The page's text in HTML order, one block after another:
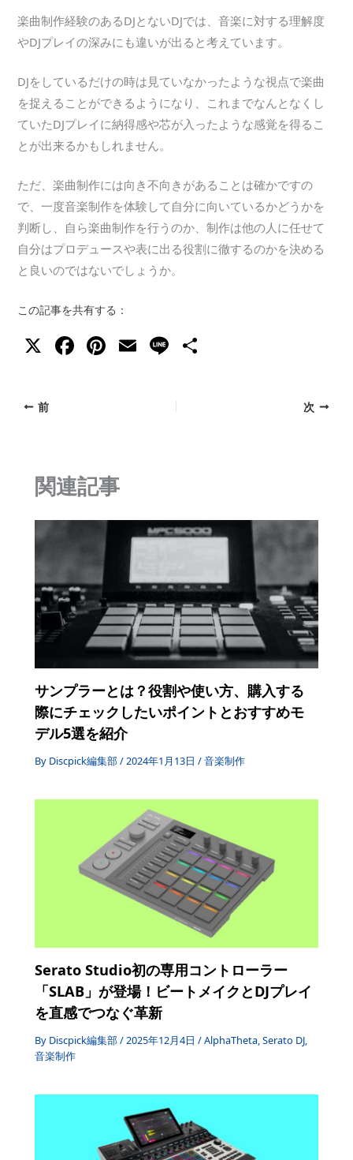
楽曲制作経験のあるDJとないDJでは、音楽に対する理解度
やDJプレイの深みにも違いが出ると考えています。
DJをしているだけの時は見ていなかったような視点で楽曲
を捉えることができるようになり、これまでなんとなくし
ていたDJプレイに納得感や芯が入ったような感覚を得るこ
とが出来るかもしれません。
ただ、楽曲制作には向き不向きがあることは確かですの
で、一度音楽制作を体験して自分に向いているかどうかを
判断し、自ら楽曲制作を行うのか、制作は他の人に任せて
自分はプロデュースや表に出る役割に徹するのかを決める
と良いのではないでしょうか。
この記事を共有する：
X F
o
o
k
Pi E Li
e
前 次
関連記事
サンプラーとは？役割や使い方、購入する
際にチェックしたいポイントとおすすめモ
デル5選を紹介
By Discpick編集部/2024年1月13日/音楽制作
Serato Studio初の専用コントローラー
「SLAB」が登場！ビートメイクとDJプレイ
を直感でつなぐ革新
By Discpick編集部/2025年12月4日/AlphaTheta,Serato DJ,
音楽制作